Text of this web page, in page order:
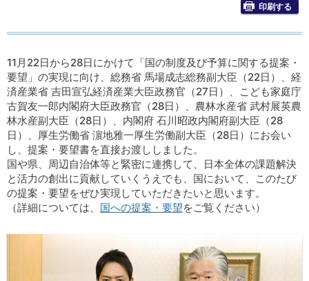
印刷する
11月22日から28日にかけて「国の制度及び予算に関する提案・
要望」の実現に向け、総務省 馬場成志総務副大臣（22日）、経
済産業省 吉田宣弘経済産業大臣政務官（27日）、こども家庭庁
古賀友一郎内閣府大臣政務官（28日）、農林水産省 武村展英農
林水産副大臣（28日）、内閣府 石川昭政内閣府副大臣（28
日）、厚生労働省 濵地雅一厚生労働副大臣（28日）にお会い
し、提案・要望書を直接お渡ししました。
国や県、周辺自治体等と緊密に連携して、日本全体の課題解決
と活力の創出に貢献していくうえでも、国において、このたび
の提案・要望をぜひ実現していただきたいと思います。
（詳細については、 国への提案・要望をご覧ください）